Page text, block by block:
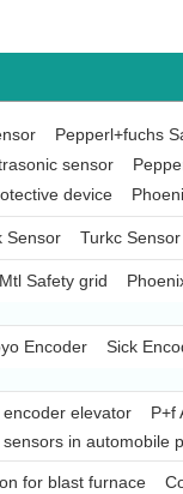
Pepperl+fuchs
sensor
device
Sensor Turkc Sensor
Mtl Safety grid
Encoder Sick
encoder elevator
P+f
sensors in automobile
for blast furnace